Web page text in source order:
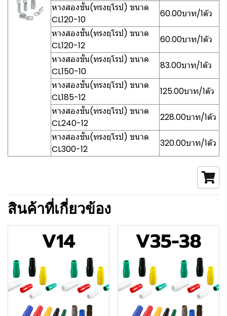
หางสองชั้น(ทรงยุโรป) ขนาด
CL120-10
60.00บาท/1ตัว
หางสองชั้น(ทรงยุโรป) ขนาด
CL120-12
60.00บาท/1ตัว
หางสองชั้น(ทรงยุโรป) ขนาด
CL150-10
83.00บาท/1ตัว
หางสองชั้น(ทรงยุโรป) ขนาด
CL185-12
125.00บาท/1ตัว
หางสองชั้น(ทรงยุโรป) ขนาด
CL240-12
228.00บาท/1ตัว
หางสองชั้น(ทรงยุโรป) ขนาด
CL300-12
320.00บาท/1ตัว
สินค้าที่เกี่ยวข้อง